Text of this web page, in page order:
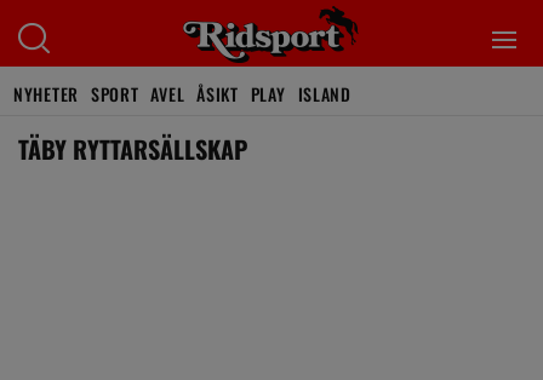
NYHETER SPORT AVEL ÅSIKT PLAY ISLAND
TÄBY RYTTARSÄLLSKAP